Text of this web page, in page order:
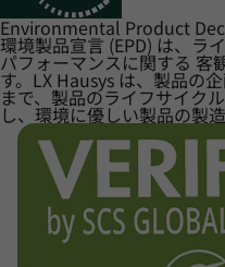
Environmental Product
環境製品宣言 (EPD) は、ラ
パフォーマンスに関する 客
す。LX Hausys は、製品の
まで、製品のライフサイク
し、環境に優しい製品の製